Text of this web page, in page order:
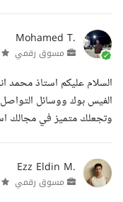
Mohamed T.
مسوق رقمي
السلام عليكم استاذ
الفيس بوك ووسائل
وتجعلك متميز في مجالك
Ezz Eldin M.
مسوق رقمي